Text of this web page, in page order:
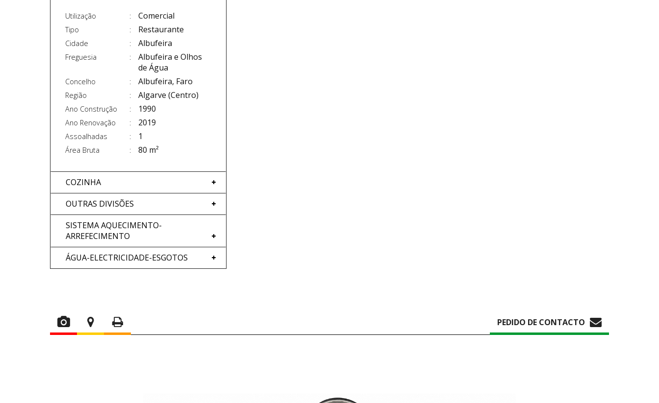
Utilização Comercial
Tipo Restaurante
Cidade Albufeira
Freguesia
Albufeira e Olhos
de Água
Concelho Albufeira, Faro
Região Algarve (Centro)
Ano Construção 1990
Ano Renovação 2019
Assoalhadas 1
Área Bruta 80 m²
COZINHA
OUTRAS DIVISÕES
SISTEMA AQUECIMENTO-
ARREFECIMENTO
ÁGUA-ELECTRICIDADE-ESGOTOS
PEDIDO DE CONTACTO